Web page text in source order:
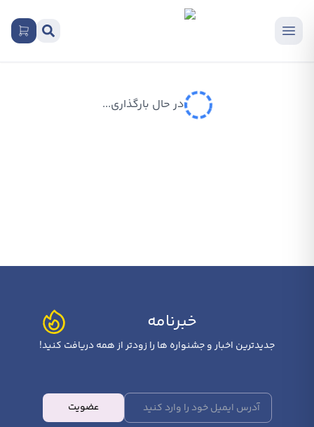
در حال بارگذاری...
خبرنامه
جدیدترین اخبار و جشنواره ها را زودتر از همه دریافت کنید!
عضویت